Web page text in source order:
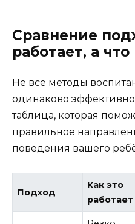
Сравнение
работает, а что
Не все методы
одинаково
таблица, которая
правильное
поведения вашего
Подход
Как это
работает